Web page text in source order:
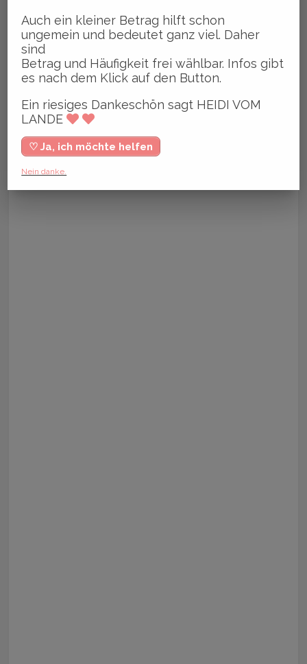
Auch ein kleiner Betrag hilft schon
ungemein und bedeutet ganz viel. Daher
sind
Betrag und Häufigkeit frei wählbar. Infos gibt
es nach dem Klick auf den Button.
Ein riesiges Dankeschön sagt HEIDI VOM
LANDE
♡ Ja, ich möchte helfen
Nein danke.